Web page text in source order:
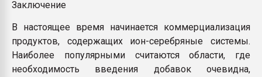
Заключение
В настоящее время начинается коммерциализация
продуктов, содержащих ион-серебряные системы.
Наиболее популярными считаются области, где
необходимость введения добавок очевидна,